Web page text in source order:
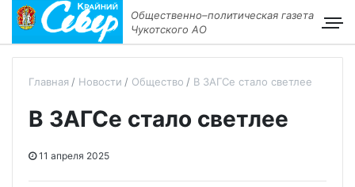
Общественно–политическая газета
Чукотского АО
Главная Новости Общество В ЗАГСе стало светлее
В ЗАГСе стало светлее
11 апреля 2025